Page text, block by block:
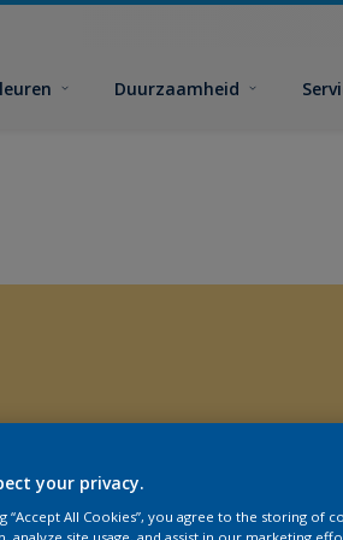
Duurzaamheid
your privacy.
“Accept All Cookies”, you agree to the storing of